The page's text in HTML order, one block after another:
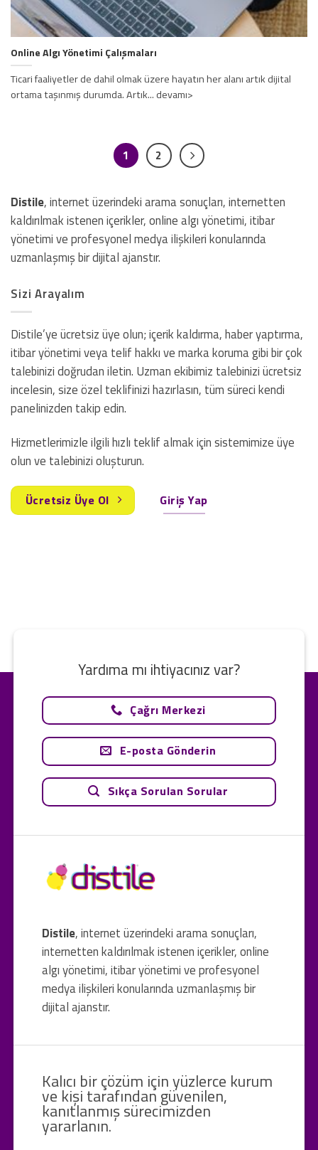
Online Algı Yönetimi Çalışmaları
Ticari faaliyetler de dahil olmak üzere hayatın her alanı artık dijital
ortama taşınmış durumda. Artık... devamı>
1 2
Distile, internet üzerindeki arama sonuçları, internetten
kaldırılmak istenen içerikler, online algı yönetimi, itibar
yönetimi ve profesyonel medya ilişkileri konularında
uzmanlaşmış bir dijital ajanstır.
Sizi Arayalım
Distile’ye ücretsiz üye olun; içerik kaldırma, haber yaptırma,
itibar yönetimi veya telif hakkı ve marka koruma gibi bir çok
talebinizi doğrudan iletin. Uzman ekibimiz talebinizi ücretsiz
incelesin, size özel teklifinizi hazırlasın, tüm süreci kendi
panelinizden takip edin.
Hizmetlerimizle ilgili hızlı teklif almak için sistemimize üye
olun ve talebinizi oluşturun.
Ücretsiz Üye Ol Giriş Yap
Distile, internet üzerindeki arama sonuçları,
internetten kaldırılmak istenen içerikler, online
algı yönetimi, itibar yönetimi ve profesyonel
medya ilişkileri konularında uzmanlaşmış bir
dijital ajanstır.
Yardıma mı ihtiyacınız var?
Çağrı Merkezi
E-posta Gönderin
Sıkça Sorulan Sorular
Kalıcı bir çözüm için yüzlerce kurum
ve kişi tarafından güvenilen,
kanıtlanmış sürecimizden
yararlanın.